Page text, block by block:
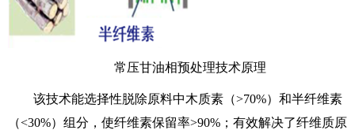
常压甘油相预处理技术原理
该技术能选择性脱除原料中木质素（>70%）和半纤维素
（<30%）组分，使纤维素保留率>90%；有效解决了纤维质原